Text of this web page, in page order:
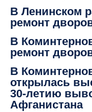
В Ленинском
ремонт
В
ремонт
В
открылась
30-летию
Афганистана